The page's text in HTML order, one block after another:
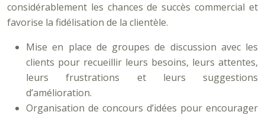
considérablement les chances de succès commercial et
favorise la fidélisation de la clientèle.
Mise en place de groupes de discussion avec les
clients pour recueillir leurs besoins, leurs attentes,
leurs frustrations et leurs suggestions
d’amélioration.
Organisation de concours d’idées pour encourager